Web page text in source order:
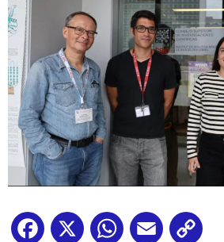
Facebook
X WhatsApp
Email